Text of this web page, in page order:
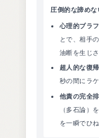
圧倒的な諦めな
心理的ブラフ
とで、相手
油断を生じさ
超人的な復
秒の間にラ
他責の完全排
（多石論）
を一瞬でひ